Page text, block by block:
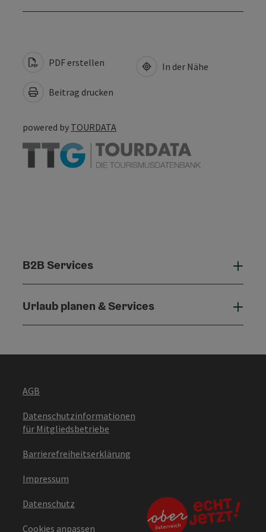
PDF erstellen
Beitrag drucken
In der Nähe
powered by TOURDATA
B2B Services
Urlaub planen & Services
AGB
Datenschutzinformationen
für Mitgliedsbetriebe
Barrierefreiheitserklärung
Impressum
Datenschutz
Cookies anpassen